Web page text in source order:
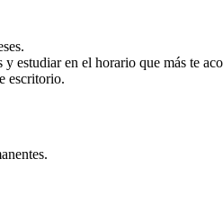
estudiar en el horario que más te
escritorio.